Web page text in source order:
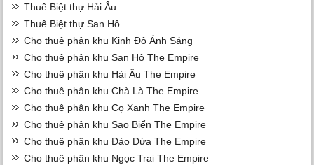
Thuê Biệt thự Hải Âu
Thuê Biệt thự San Hô
Cho thuê phân khu Kinh Đô Ánh Sáng
Cho thuê phân khu San Hô The Empire
Cho thuê phân khu Hải Âu The Empire
Cho thuê phân khu Chà Là The Empire
Cho thuê phân khu Cọ Xanh The Empire
Cho thuê phân khu Sao Biển The Empire
Cho thuê phân khu Đảo Dừa The Empire
Cho thuê phân khu Ngọc Trai The Empire